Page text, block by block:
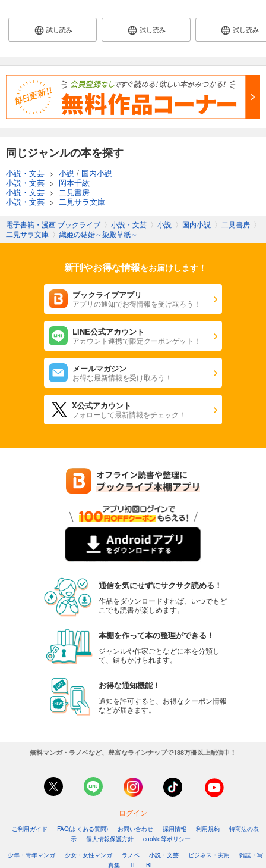
試し読み 試し読み 試し読み
同じジャンルの本を探す
小説・文芸 > 小説 / 国内小説
小説・文芸 > 岡本千紘
小説・文芸 > 二見書房
小説・文芸 > 二見サラ文庫
電子書籍・漫画 ブックライブ 〉 小説・文芸 〉 小説 〉 国内小説 〉 二見書房 〉
二見サラ文庫 〉 織姫の結婚～染殿草紙～
新刊やお得な情報をお届けします！
ブックライブアプリ
アプリの通知でお得情報を受け取ろう！
LINE公式アカウント
アカウント連携で限定クーポンゲット！
メールマガジン
お得な最新情報を受け取ろう！
X公式アカウント
フォローして最新情報をチェック！
通信を気にせずにサクサク読める！
作品をダウンロードすれば、いつでもど
こでも読書が楽しめます。
本棚を作って本の整理ができる！
ジャンルや作家ごとなどに本を分類し
て、鍵もかけられます。
お得な通知機能！
通知を許可すると、お得なクーポン情報
などが届きます。
無料マンガ・ラノベなど、豊富なラインナップで188万冊以上配信中！
ログイン
ご利用ガイド FAQ(よくある質問) お問い合わせ 採用情報 利用規約
特商法の表
示
個人情報保護方針
cookie等ポリシー
少年・青年マンガ
少女・女性マンガ ラノベ 小説・文芸 ビジネス・実用
雑誌・写
真集
TL BL